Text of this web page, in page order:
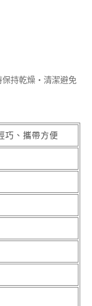
保持乾燥‧清潔避免
巧、攜帶方便